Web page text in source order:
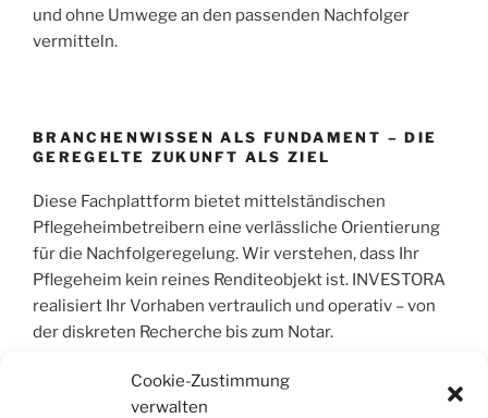
Cookie-Zustimmung
verwalten
und ohne Umwege an den passenden Nachfolger
vermitteln.
BRANCHENWISSEN ALS FUNDAMENT – DIE
GEREGELTE ZUKUNFT ALS ZIEL
Diese Fachplattform bietet mittelständischen
Pflegeheimbetreibern eine verlässliche Orientierung
für die Nachfolgeregelung. Wir verstehen, dass Ihr
Pflegeheim kein reines Renditeobjekt ist. INVESTORA
realisiert Ihr Vorhaben vertraulich und operativ – von
der diskreten Recherche bis zum Notar.